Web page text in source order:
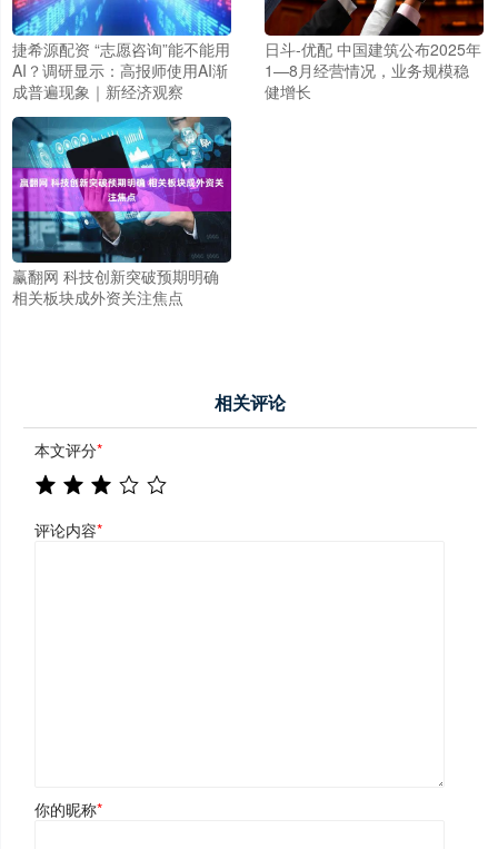
捷希源配资 “志愿咨询”能不能用
AI？调研显示：高报师使用AI渐
成普遍现象｜新经济观察
日斗-优配 中国建筑公布2025年
1—8月经营情况，业务规模稳
健增长
赢翻网 科技创新突破预期明确
相关板块成外资关注焦点
相关评论
本文评分*
评论内容*
你的昵称*